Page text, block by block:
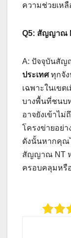
ความช่วยเห
Q5: สัญญาณ
A: ปัจจุบันสัญ
ประเทศทุกจัง
เฉพาะในเข
บางพื้นที่ชนบ
อาจยังเข้าไม่
โครงข่ายอย่า
ดังนั้นหากคุณ
สัญญาณ NT
ครอบคลุมหรื